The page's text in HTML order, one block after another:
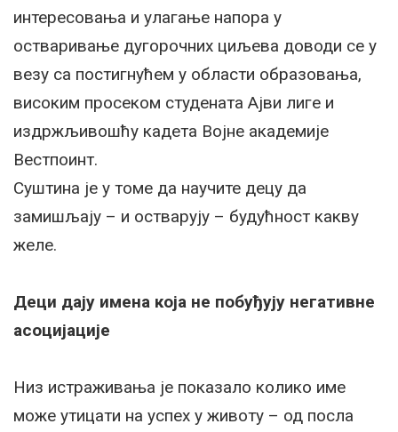
интересовања и улагање напора у
остваривање дугорочних циљева доводи се у
везу са постигнућем у области образовања,
високим просеком студената Ајви лиге и
издржљивошћу кадета Војне академије
Вестпоинт.
Суштина је у томе да научите децу да
замишљају – и остварују – будућност какву
желе.
Деци дају имена која не побуђују негативне
асоцијације
Низ истраживања је показало колико име
може утицати на успех у животу – од посла